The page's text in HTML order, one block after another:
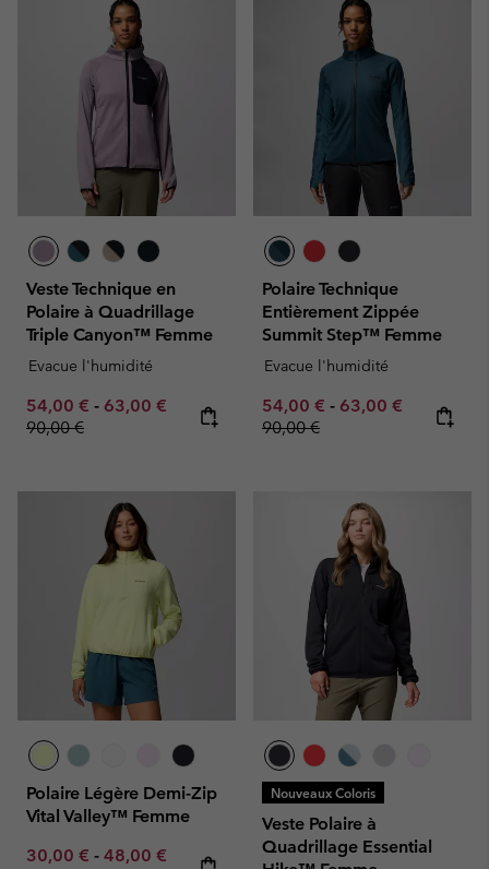
Veste Technique en
Polaire à Quadrillage
Triple Canyon™ Femme
Evacue l'humidité
Minimum sale price:
54,00 € - Maximum sale price:
63,00 € Regular price:
90,00 €
Polaire Technique
Entièrement Zippée
Summit Step™ Femme
Evacue l'humidité
Minimum sale price:
54,00 € - Maximum sale
63,00 € Regular
90,00 €
Polaire Légère Demi-Zip
Vital Valley™ Femme
Minimum sale price:
30,00 € - Maximum sale price:
48,00 € Regular price:
Nouveaux Coloris
Veste Polaire à
Quadrillage Essential